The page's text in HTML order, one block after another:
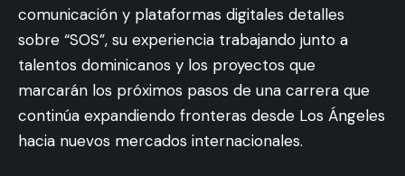
comunicación y plataformas digitales detalles
sobre “SOS”, su experiencia trabajando junto a
talentos dominicanos y los proyectos que
marcarán los próximos pasos de una carrera que
continúa expandiendo fronteras desde Los Ángeles
hacia nuevos mercados internacionales.